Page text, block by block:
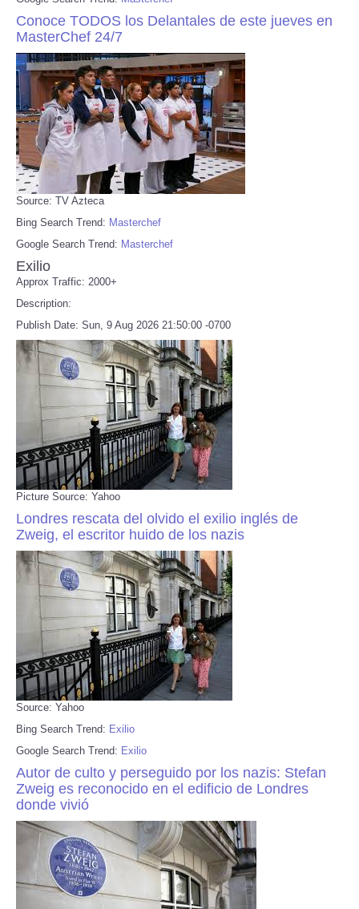
Conoce TODOS los Delantales de este jueves en
MasterChef 24/7
Source: TV Azteca
Bing Search Trend: Masterchef
Google Search Trend: Masterchef
Exilio
Approx Traffic: 2000+
Description:
Publish Date: Sun, 9 Aug 2026 21:50:00 -0700
Picture Source: Yahoo
Londres rescata del olvido el exilio inglés de
Zweig, el escritor huido de los nazis
Source: Yahoo
Bing Search Trend: Exilio
Google Search Trend: Exilio
Autor de culto y perseguido por los nazis: Stefan
Zweig es reconocido en el edificio de Londres
donde vivió